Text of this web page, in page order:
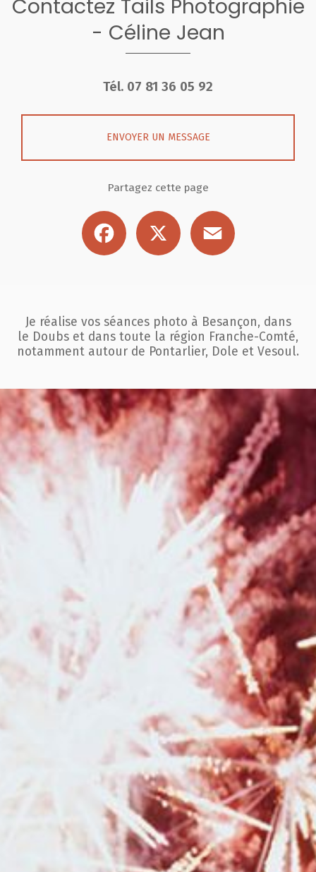
Contactez Tails Photographie
- Céline Jean
Tél. 07 81 36 05 92
ENVOYER UN MESSAGE
Partagez cette page
Facebook
Je réalise vos séances photo à Besançon, dans
le Doubs et dans toute la région Franche-Comté,
notamment autour de Pontarlier, Dole et Vesoul.